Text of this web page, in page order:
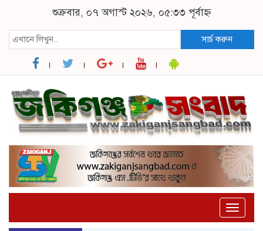
শুক্রবার, ০৭ অগাস্ট ২০২৬, ০৫:৩৩ পূর্বাহ্ন
সার্চ করুন
Toggle